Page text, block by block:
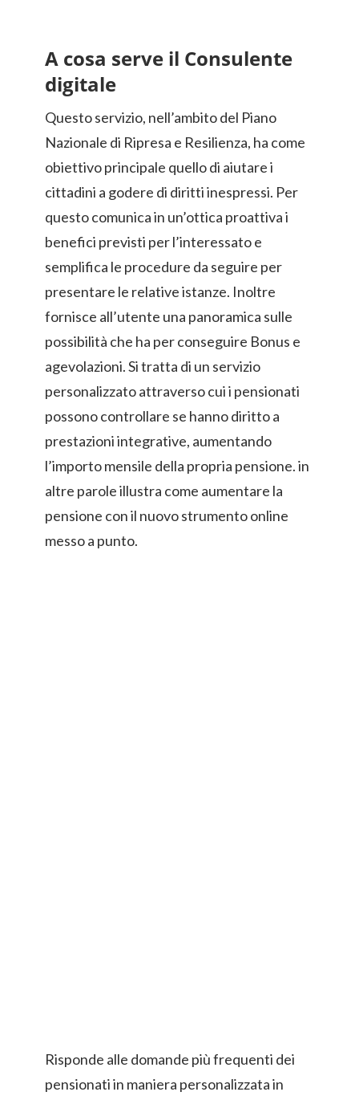
A cosa serve il Consulente
digitale
Questo servizio, nell’ambito del Piano
Nazionale di Ripresa e Resilienza, ha come
obiettivo principale quello di aiutare i
cittadini a godere di diritti inespressi. Per
questo comunica in un’ottica proattiva i
benefici previsti per l’interessato e
semplifica le procedure da seguire per
presentare le relative istanze. Inoltre
fornisce all’utente una panoramica sulle
possibilità che ha per conseguire Bonus e
agevolazioni. Si tratta di un servizio
personalizzato attraverso cui i pensionati
possono controllare se hanno diritto a
prestazioni integrative, aumentando
l’importo mensile della propria pensione. in
altre parole illustra come aumentare la
pensione con il nuovo strumento online
messo a punto.
Risponde alle domande più frequenti dei
pensionati in maniera personalizzata in